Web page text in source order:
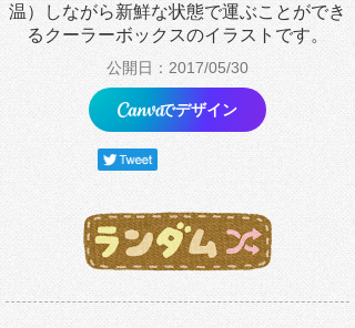
温）しながら新鮮な状態で運ぶことができ
るクーラーボックスのイラストです。
公開日：2017/05/30
でデザイン